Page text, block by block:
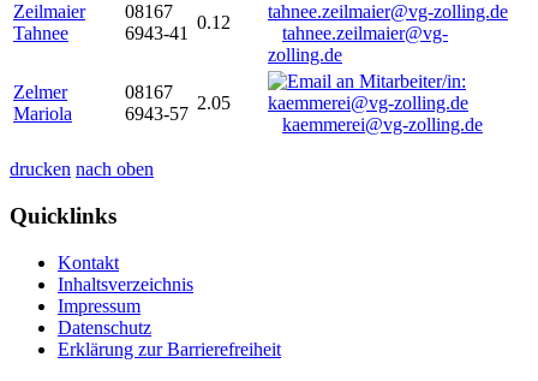
Zeilmaier
Tahnee
08167
6943-41
0.12
tahnee.zeilmaier@vg-
zolling.de
Zelmer
Mariola
08167
6943-57
2.05
kaemmerei@vg-zolling.de
drucken nach oben
Quicklinks
Kontakt
Inhaltsverzeichnis
Impressum
Datenschutz
Erklärung zur Barrierefreiheit